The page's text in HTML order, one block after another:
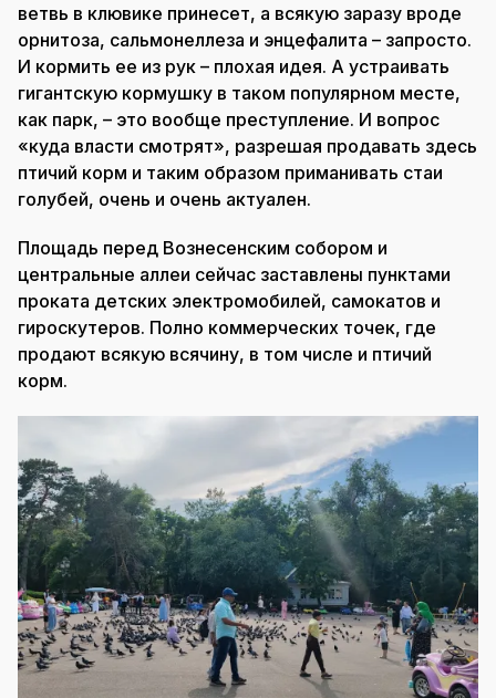
ветвь в клювике принесет, а всякую заразу вроде
орнитоза, сальмонеллеза и энцефалита – запросто.
И кормить ее из рук – плохая идея. А устраивать
гигантскую кормушку в таком популярном месте,
как парк, – это вообще преступление. И вопрос
«куда власти смотрят», разрешая продавать здесь
птичий корм и таким образом приманивать стаи
голубей, очень и очень актуален.
Площадь перед Вознесенским собором и
центральные аллеи сейчас заставлены пунктами
проката детских электромобилей, самокатов и
гироскутеров. Полно коммерческих точек, где
продают всякую всячину, в том числе и птичий
корм.